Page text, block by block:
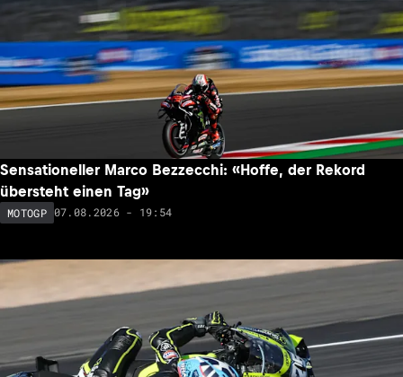
Sensationeller Marco Bezzecchi: «Hoffe, der Rekord
übersteht einen Tag»
MOTOGP 07.08.2026 - 19:54